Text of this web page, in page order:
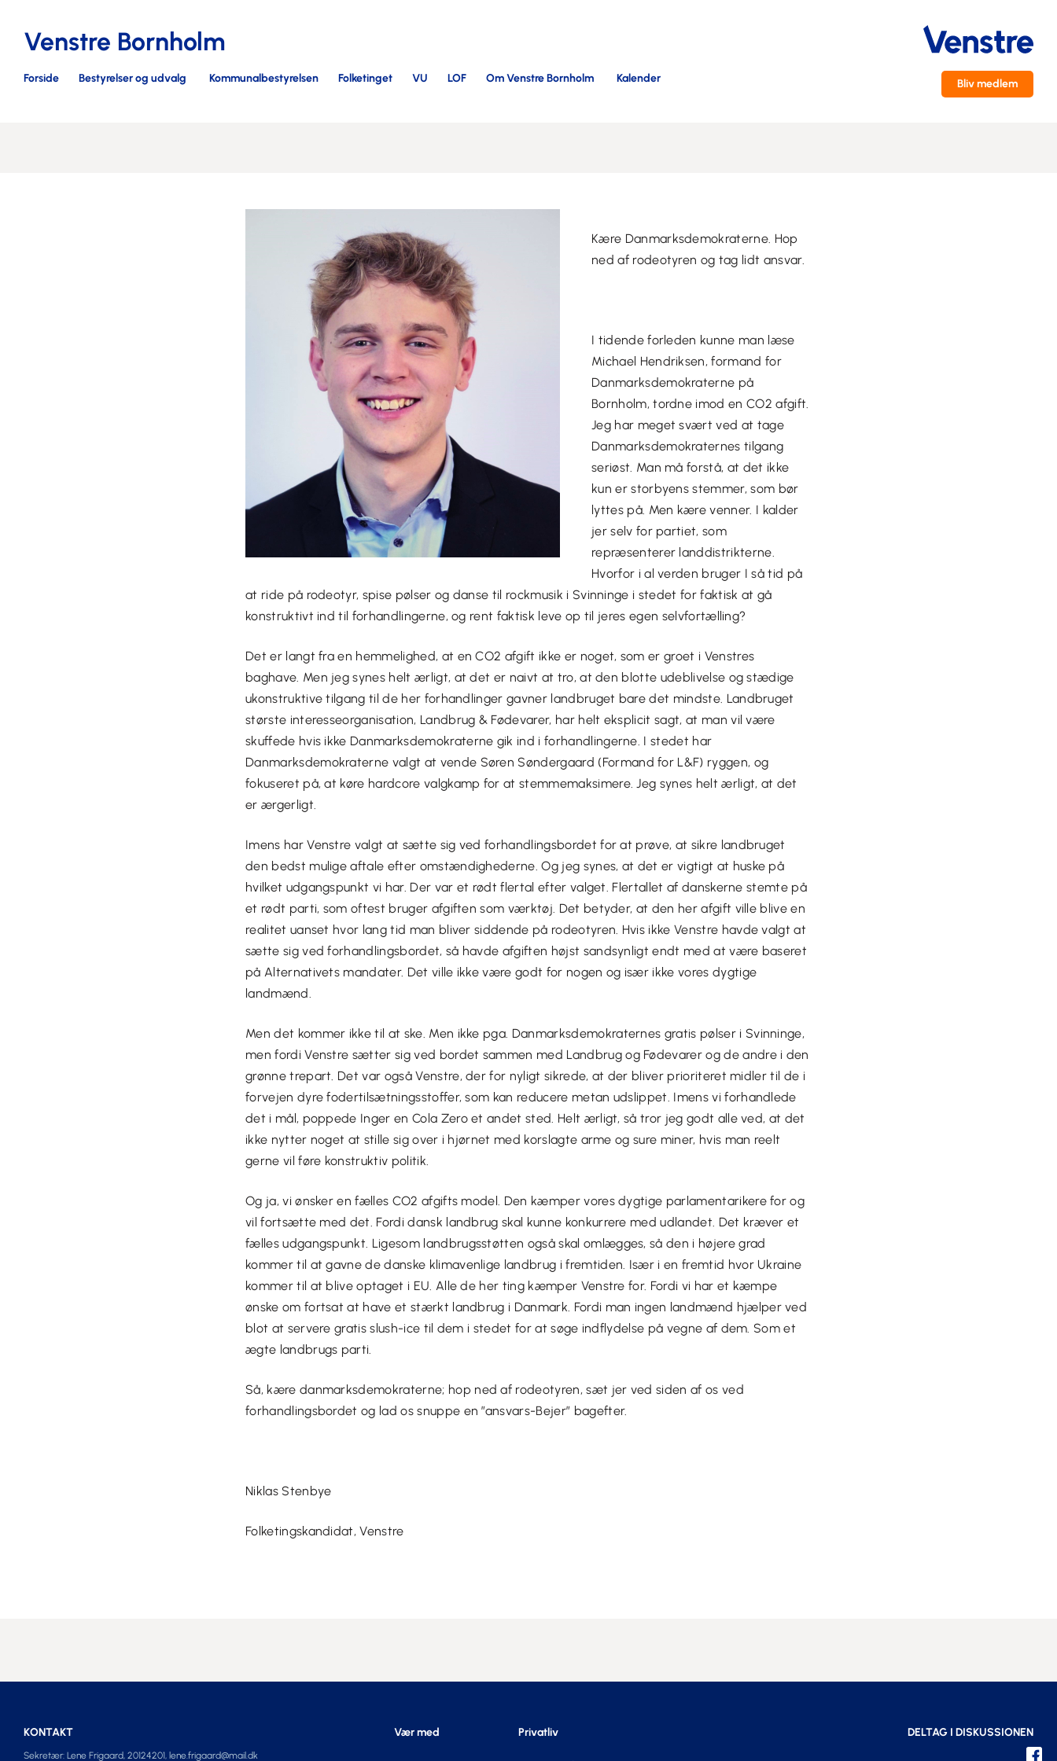
Venstre Bornholm
Forside Bestyrelser og udvalg Kommunalbestyrelsen Folketinget VU LOF Om Venstre Bornholm Kalender Bliv medlem
Kære Danmarksdemokraterne. Hop
ned af rodeotyren og tag lidt ansvar.
I tidende forleden kunne man læse
Michael Hendriksen, formand for
Danmarksdemokraterne på
Bornholm, tordne imod en CO2 afgift.
Jeg har meget svært ved at tage
Danmarksdemokraternes tilgang
seriøst. Man må forstå, at det ikke
kun er storbyens stemmer, som bør
lyttes på. Men kære venner. I kalder
jer selv for partiet, som
repræsenterer landdistrikterne.
Hvorfor i al verden bruger I så tid på
at ride på rodeotyr, spise pølser og danse til rockmusik i Svinninge i stedet for faktisk at gå
konstruktivt ind til forhandlingerne, og rent faktisk leve op til jeres egen selvfortælling?
Det er langt fra en hemmelighed, at en CO2 afgift ikke er noget, som er groet i Venstres
baghave. Men jeg synes helt ærligt, at det er naivt at tro, at den blotte udeblivelse og stædige
ukonstruktive tilgang til de her forhandlinger gavner landbruget bare det mindste. Landbruget
største interesseorganisation, Landbrug & Fødevarer, har helt eksplicit sagt, at man vil være
skuffede hvis ikke Danmarksdemokraterne gik ind i forhandlingerne. I stedet har
Danmarksdemokraterne valgt at vende Søren Søndergaard (Formand for L&F) ryggen, og
fokuseret på, at køre hardcore valgkamp for at stemmemaksimere. Jeg synes helt ærligt, at det
er ærgerligt.
Imens har Venstre valgt at sætte sig ved forhandlingsbordet for at prøve, at sikre landbruget
den bedst mulige aftale efter omstændighederne. Og jeg synes, at det er vigtigt at huske på
hvilket udgangspunkt vi har. Der var et rødt flertal efter valget. Flertallet af danskerne stemte på
et rødt parti, som oftest bruger afgiften som værktøj. Det betyder, at den her afgift ville blive en
realitet uanset hvor lang tid man bliver siddende på rodeotyren. Hvis ikke Venstre havde valgt at
sætte sig ved forhandlingsbordet, så havde afgiften højst sandsynligt endt med at være baseret
på Alternativets mandater. Det ville ikke være godt for nogen og især ikke vores dygtige
landmænd.
Men det kommer ikke til at ske. Men ikke pga. Danmarksdemokraternes gratis pølser i Svinninge,
men fordi Venstre sætter sig ved bordet sammen med Landbrug og Fødevarer og de andre i den
grønne trepart. Det var også Venstre, der for nyligt sikrede, at der bliver prioriteret midler til de i
forvejen dyre fodertilsætningsstoffer, som kan reducere metan udslippet. Imens vi forhandlede
det i mål, poppede Inger en Cola Zero et andet sted. Helt ærligt, så tror jeg godt alle ved, at det
ikke nytter noget at stille sig over i hjørnet med korslagte arme og sure miner, hvis man reelt
gerne vil føre konstruktiv politik.
Og ja, vi ønsker en fælles CO2 afgifts model. Den kæmper vores dygtige parlamentarikere for og
vil fortsætte med det. Fordi dansk landbrug skal kunne konkurrere med udlandet. Det kræver et
fælles udgangspunkt. Ligesom landbrugsstøtten også skal omlægges, så den i højere grad
kommer til at gavne de danske klimavenlige landbrug i fremtiden. Især i en fremtid hvor Ukraine
kommer til at blive optaget i EU. Alle de her ting kæmper Venstre for. Fordi vi har et kæmpe
ønske om fortsat at have et stærkt landbrug i Danmark. Fordi man ingen landmænd hjælper ved
blot at servere gratis slush-ice til dem i stedet for at søge indflydelse på vegne af dem. Som et
ægte landbrugs parti.
Så, kære danmarksdemokraterne; hop ned af rodeotyren, sæt jer ved siden af os ved
forhandlingsbordet og lad os snuppe en ”ansvars-Bejer” bagefter.
Niklas Stenbye
Folketingskandidat, Venstre
KONTAKT
Sekretær: Lene Frigaard, 20124201, lene.frigaard@mail.dk
Vær med Privatliv DELTAG I DISKUSSIONEN